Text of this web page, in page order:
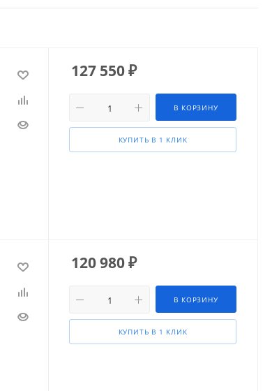
127 550₽
В КОРЗИНУ
КУПИТЬ В 1 КЛИК
120 980₽
В КОРЗИНУ
КУПИТЬ В 1 КЛИК